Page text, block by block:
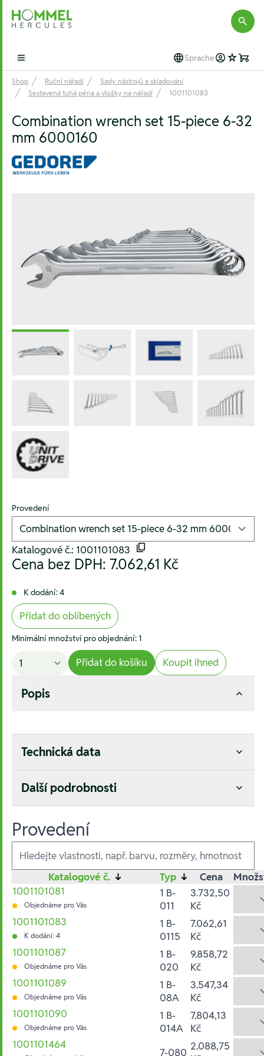
Hommel Hercules
Open main menu Sprache
Shop Ruční nářadí
Sady nástrojů a skladování
Sestavená tuhá pěna a vložky na nářadí
1001101083
Combination wrench set 15-piece 6-32
mm 6000160
Provedení
Katalogové č.: 1001101083
Cena bez DPH: 7.062,61 Kč
K dodání: 4
Přidat do oblíbených
Minimální množství pro objednání: 1
Přidat do košíku Koupit ihned
Popis
Technická data
Další podrobnosti
Provedení
Ausführungen
Katalogové č. ↓ Typ ↓ Cena
1001101081
Objednáme pro Vás
1 B-
011
3.732,50
Kč
1001101083
K dodání: 4
1 B-
0115
7.062,61
Kč
1001101087
Objednáme pro Vás
1 B-
020
9.858,72
Kč
1001101089
Objednáme pro Vás
1 B-
08A
3.547,34
Kč
1001101090
Objednáme pro Vás
1 B-
014A
7.804,13
Kč
1001101464
7-080 2.088,75